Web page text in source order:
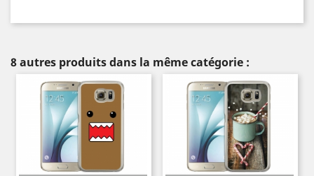
8 autres produits dans la même catégorie :